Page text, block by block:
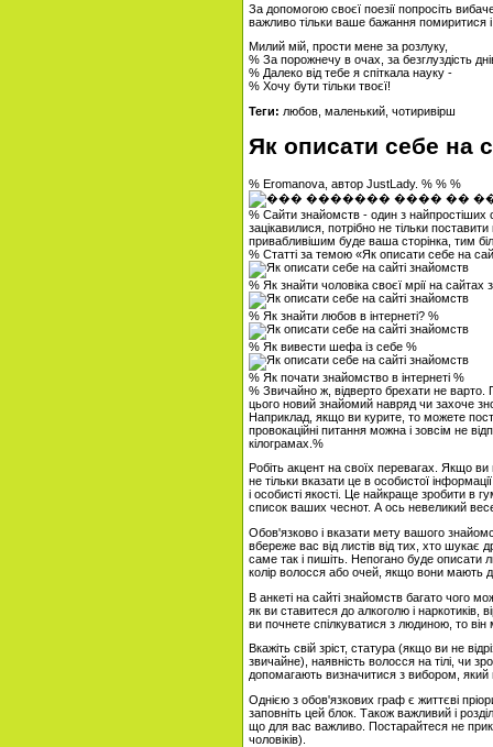
За допомогою своєї поезії попросіть
важливо тільки ваше бажання помиритися
Милий мій, прости мене за розлуку,
% За порожнечу в очах, за безглуздість
% Далеко від тебе я спіткала науку -
% Хочу бути тільки твоєї!
Теги: любов, маленький, чотиривірш
Як описати себе на
% Eromanova, автор JustLady. % % %
% Сайти знайомств - один з найпростіших
зацікавилися, потрібно не тільки
привабливішим буде ваша сторінка, тим
% Статті за темою «Як описати себе на
% Як знайти чоловіка своєї мрії на сайтах
% Як знайти любов в інтернеті? %
% Як вивести шефа із себе %
% Як почати знайомство в інтернеті %
% Звичайно ж, відверто брехати не варто.
цього новий знайомий навряд чи захоче
Наприклад, якщо ви курите, то можете
провокаційні питання можна і зовсім не
кілограмах.%
Робіть акцент на своїх перевагах. Якщо
не тільки вказати це в особистої
і особисті якості. Це найкраще зробити в
список ваших чеснот. А ось невеликий
Обов'язково і вказати мету вашого
вбереже вас від листів від тих, хто шукає
саме так і пишіть. Непогано буде описати
колір волосся або очей, якщо вони мають
В анкеті на сайті знайомств багато чого
як ви ставитеся до алкоголю і наркотиків,
ви почнете спілкуватися з людиною, то він
Вкажіть свій зріст, статура (якщо ви не
звичайне), наявність волосся на тілі, чи
допомагають визначитися з вибором,
Однією з обов'язкових граф є життєві
заповніть цей блок. Також важливий і
що для вас важливо. Постарайтеся не
чоловіків).